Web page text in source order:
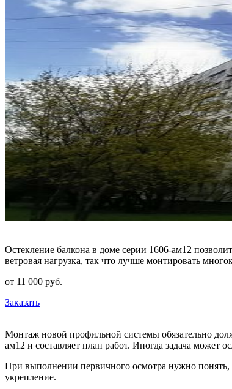
Остекление балкона в доме серии 1606-ам12
ветровая нагрузка, так что лучше монтировать
от 11 000 pуб.
Заказать
Монтаж новой профильной системы обязательно
ам12 и составляет план работ. Иногда задача
При выполнении первичного осмотра нужно
укрепление.